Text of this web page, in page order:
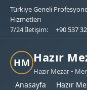
Türkiye Geneli
Hizmetleri
7/24 İletişim:
+90 537
HM Hazır
Hazır Mezar •
Anasayfa Hazır